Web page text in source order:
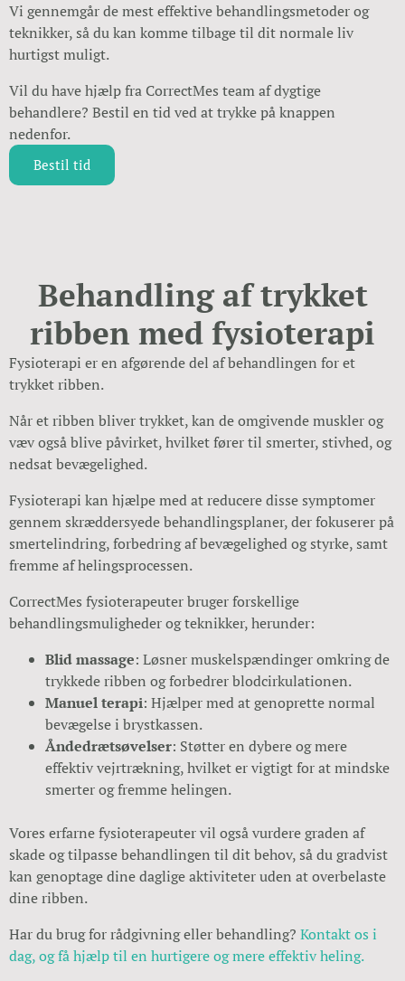
Vi gennemgår de mest effektive behandlingsmetoder og
teknikker, så du kan komme tilbage til dit normale liv
hurtigst muligt.
Vil du have hjælp fra CorrectMes team af dygtige
behandlere? Bestil en tid ved at trykke på knappen
nedenfor.
Bestil tid
Behandling af trykket
ribben med fysioterapi
Fysioterapi er en afgørende del af behandlingen for et
trykket ribben.
Når et ribben bliver trykket, kan de omgivende muskler og
væv også blive påvirket, hvilket fører til smerter, stivhed, og
nedsat bevægelighed.
Fysioterapi kan hjælpe med at reducere disse symptomer
gennem skræddersyede behandlingsplaner, der fokuserer på
smertelindring, forbedring af bevægelighed og styrke, samt
fremme af helingsprocessen.
CorrectMes fysioterapeuter bruger forskellige
behandlingsmuligheder og teknikker, herunder:
Blid massage: Løsner muskelspændinger omkring de
trykkede ribben og forbedrer blodcirkulationen.
Manuel terapi: Hjælper med at genoprette normal
bevægelse i brystkassen.
Åndedrætsøvelser: Støtter en dybere og mere
effektiv vejrtrækning, hvilket er vigtigt for at mindske
smerter og fremme helingen.
Vores erfarne fysioterapeuter vil også vurdere graden af
skade og tilpasse behandlingen til dit behov, så du gradvist
kan genoptage dine daglige aktiviteter uden at overbelaste
dine ribben.
Har du brug for rådgivning eller behandling? Kontakt os i
dag, og få hjælp til en hurtigere og mere effektiv heling.